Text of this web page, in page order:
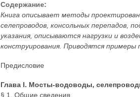
Содержание:
Книга описывает методы
селепроводов, консольных перепадов,
указания, описываются нагрузки и
конструирования. Приводятся примеры
Предисловие
Глава I. Мосты-водоводы,
§ 1. Общие сведения